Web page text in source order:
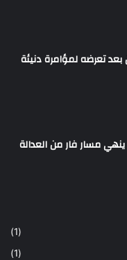
بعد تعرضه لمؤامرة دنيئة
مسار فار من العدالة
(1)
(1)